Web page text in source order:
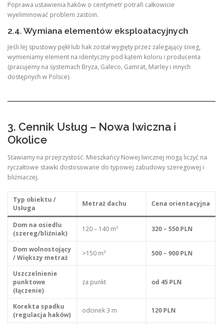
Poprawa ustawienia haków o centymetr potrafi całkowicie
wyeliminować problem zastoin.
2.4. Wymiana elementów eksploatacyjnych
Jeśli lej spustowy pękł lub hak został wygięty przez zalegający śnieg,
wymieniamy element na identyczny pod kątem koloru i producenta
(pracujemy na systemach Bryza, Galeco, Gamrat, Marley i innych
dostępnych w Polsce).
3. Cennik Usług – Nowa Iwiczna i
Okolice
Stawiamy na przejrzystość. Mieszkańcy Nowej Iwicznej mogą liczyć na
ryczałtowe stawki dostosowane do typowej zabudowy szeregowej i
bliźniaczej.
Typ obiektu /
Usługa
Metraż dachu Cena orientacyjna
Dom na osiedlu
(szereg/bliźniak)
120 – 140 m² 320 – 550 PLN
Dom wolnostojący
/ Większy metraż
>150 m² 500 – 900 PLN
Uszczelnienie
punktowe
(łączenie)
za punkt od 45 PLN
Korekta spadku
(regulacja haków)
odcinek 3 m 120 PLN